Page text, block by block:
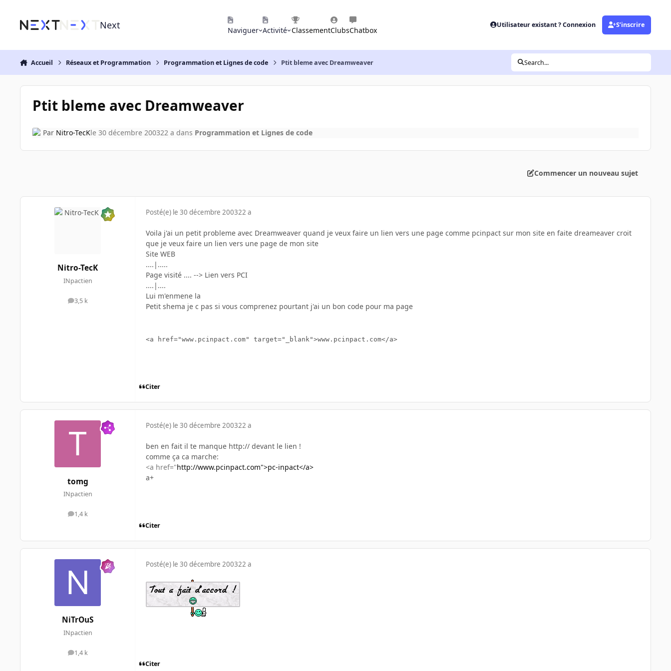
Next Naviguer Activité ClassementClubsChatbox
Utilisateur existant ? Connexion S’inscrire
Accueil Réseaux et Programmation Programmation et Lignes de code Ptit bleme avec Dreamweaver Search...
Ptit bleme avec Dreamweaver
Par Nitro-TecKle 30 décembre 200322 a dans Programmation et Lignes de code
Commencer un nouveau sujet
Nitro-TecK
INpactien
3,5 k
messages
Posté(e) le 30 décembre 200322 a
Voila j'ai un petit probleme avec Dreamweaver quand je veux faire un lien vers une page comme pcinpact sur mon site en faite dreameaver croit
que je veux faire un lien vers une page de mon site
Site WEB
....|.....
Page visité .... --> Lien vers PCI
....|....
Lui m'enmene la
Petit shema je c pas si vous comprenez pourtant j'ai un bon code pour ma page
<a href="www.pcinpact.com" target="_blank">www.pcinpact.com</a>
Citer
tomg
INpactien
1,4 k
messages
Posté(e) le 30 décembre 200322 a
ben en fait il te manque http:// devant le lien !
comme ça ca marche:
<a href="http://www.pcinpact.com">pc-inpact</a>
a+
Citer
NiTrOuS
INpactien
1,4 k
messages
Posté(e) le 30 décembre 200322 a
Citer